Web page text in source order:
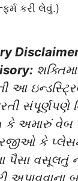
કરી લેવું.)
આ
સંપૂર્ણપણે
અમારું વેબ
કે
પૈસા વસૂલતું
અપાવવાના